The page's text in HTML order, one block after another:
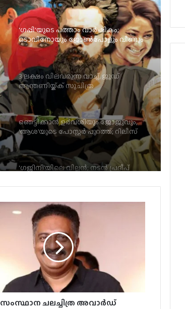
ഒന്നിക്കുന്നു
3 ലക്ഷം വിലവരുന്ന വാച്ച്, ജൂഡ്
ആന്തണിയ്ക്ക് സുചിത്ര
മോഹൻലാലിൻറെ സ്നേഹ സമ്മാനം
ഞെട്ടിക്കാൻ ഉർവശിയും ജോജുവും,
‘ആശ’യുടെ പോസ്റ്റർ പുറത്ത്; റിലീസ്
സെപ്റ്റംബർ 4-ന്
‘ഗജിനി’യിലെ വില്ലൻ; നടൻ പ്രദീപ്
റാവത്ത് അന്തരിച്ചു
300 കോടി കടന്ന് ജനനായകൻ.
റോളക്സ് മടങ്ങി വരുമോ? – പ്രതികരിച്ച്
സൂര്യ
‘ഇടുപ്പിലെ ഒരു ടെൻഡൻ വേർപെട്ടു,
വേദനയുണ്ട് പക്ഷേ സഹിക്കാൻ
പറ്റാത്ത അത്രയ്ക്ക് ഇല്ല’; രശ്‌മിക
വിജയ്‌യുടെയും രവി മോഹന്റെയും
ട്രാക്ക് മാറ്റി, അടുത്തത് കാർത്തി;
സംസ്ഥാന ചലച്ചിത്ര അവാര്‍ഡ്